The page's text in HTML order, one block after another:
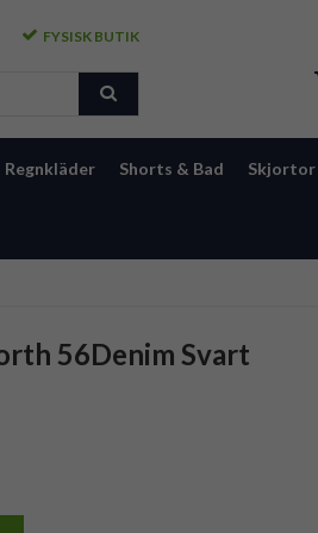
FYSISK BUTIK
Regnkläder Shorts & Bad Skjortor
56Denim Svart